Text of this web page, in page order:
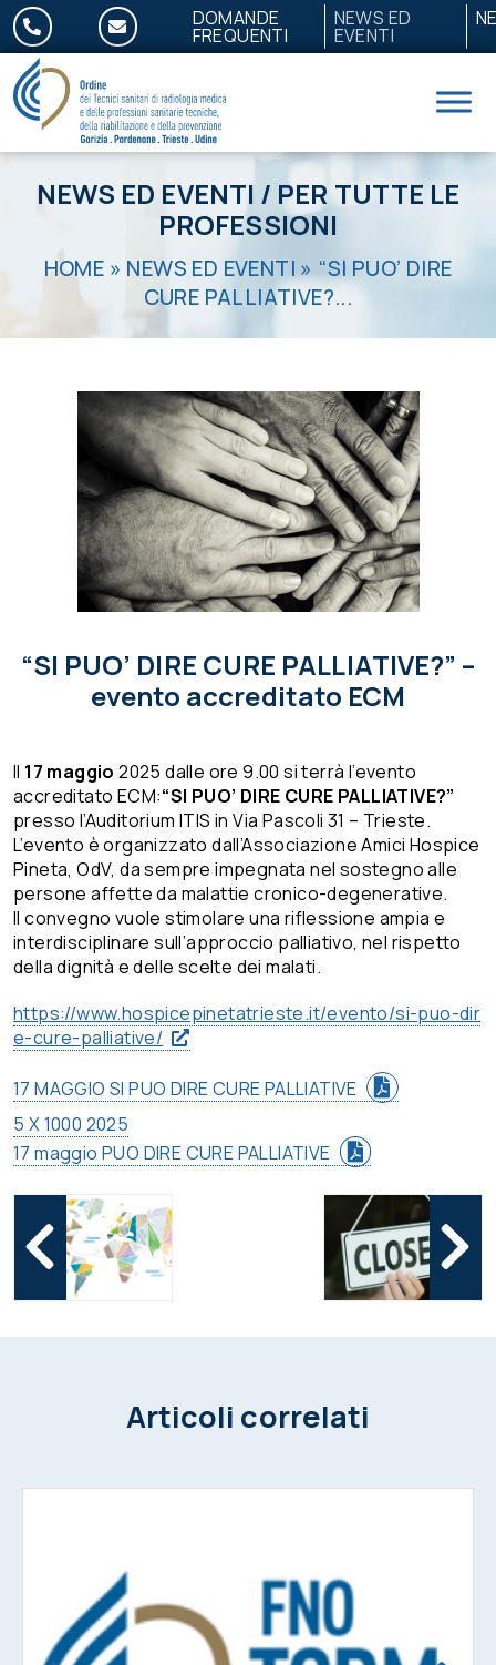
Salta al contenuto DOMANDE
FREQUENTI
NEWS ED
EVENTI
NEWS ED EVENTI / PER TUTTE LE
PROFESSIONI
HOME » NEWS ED EVENTI » “SI PUO’ DIRE
CURE PALLIATIVE?...
“SI PUO’ DIRE CURE PALLIATIVE?” –
evento accreditato ECM
Il 17 maggio 2025 dalle ore 9.00 si terrà l’evento
accreditato ECM:“SI PUO’ DIRE CURE PALLIATIVE?”
presso l’Auditorium ITIS in Via Pascoli 31 – Trieste.
L’evento è organizzato dall’Associazione Amici Hospice
Pineta, OdV, da sempre impegnata nel sostegno alle
persone affette da malattie cronico-degenerative.
Il convegno vuole stimolare una riflessione ampia e
interdisciplinare sull’approccio palliativo, nel rispetto
della dignità e delle scelte dei malati.
https://www.hospicepinetatrieste.it/evento/si-puo-dir
e-cure-palliative/
17 MAGGIO SI PUO DIRE CURE PALLIATIVE
5 X 1000 2025
17 maggio PUO DIRE CURE PALLIATIVE
Articoli correlati